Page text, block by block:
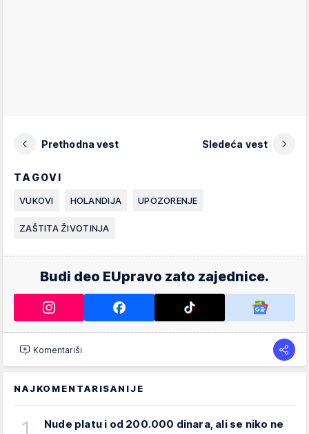
Prethodna vest Sledeća vest
TAGOVI
VUKOVI HOLANDIJA UPOZORENJE
ZAŠTITA ŽIVOTINJA
Budi deo EUpravo zato zajednice.
Komentariši
NAJKOMENTARISANIJE
Nude platu i od 200.000 dinara, ali se niko ne